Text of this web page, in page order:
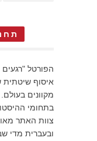
הפורטל
איסוף שיטתית
מקוונים
בתחומי
צוות האתר
ובעברית מדי